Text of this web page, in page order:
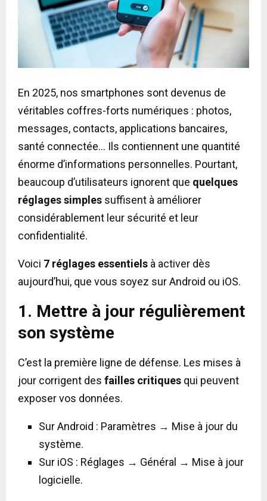
En 2025, nos smartphones sont devenus de
véritables coffres-forts numériques : photos,
messages, contacts, applications bancaires,
santé connectée… Ils contiennent une quantité
énorme d’informations personnelles. Pourtant,
beaucoup d’utilisateurs ignorent que quelques
réglages simples suffisent à améliorer
considérablement leur sécurité et leur
confidentialité.
Voici 7 réglages essentiels à activer dès
aujourd’hui, que vous soyez sur Android ou iOS.
1. Mettre à jour régulièrement
son système
C’est la première ligne de défense. Les mises à
jour corrigent des failles critiques qui peuvent
exposer vos données.
Sur Android : Paramètres → Mise à jour du
système.
Sur iOS : Réglages → Général → Mise à jour
logicielle.